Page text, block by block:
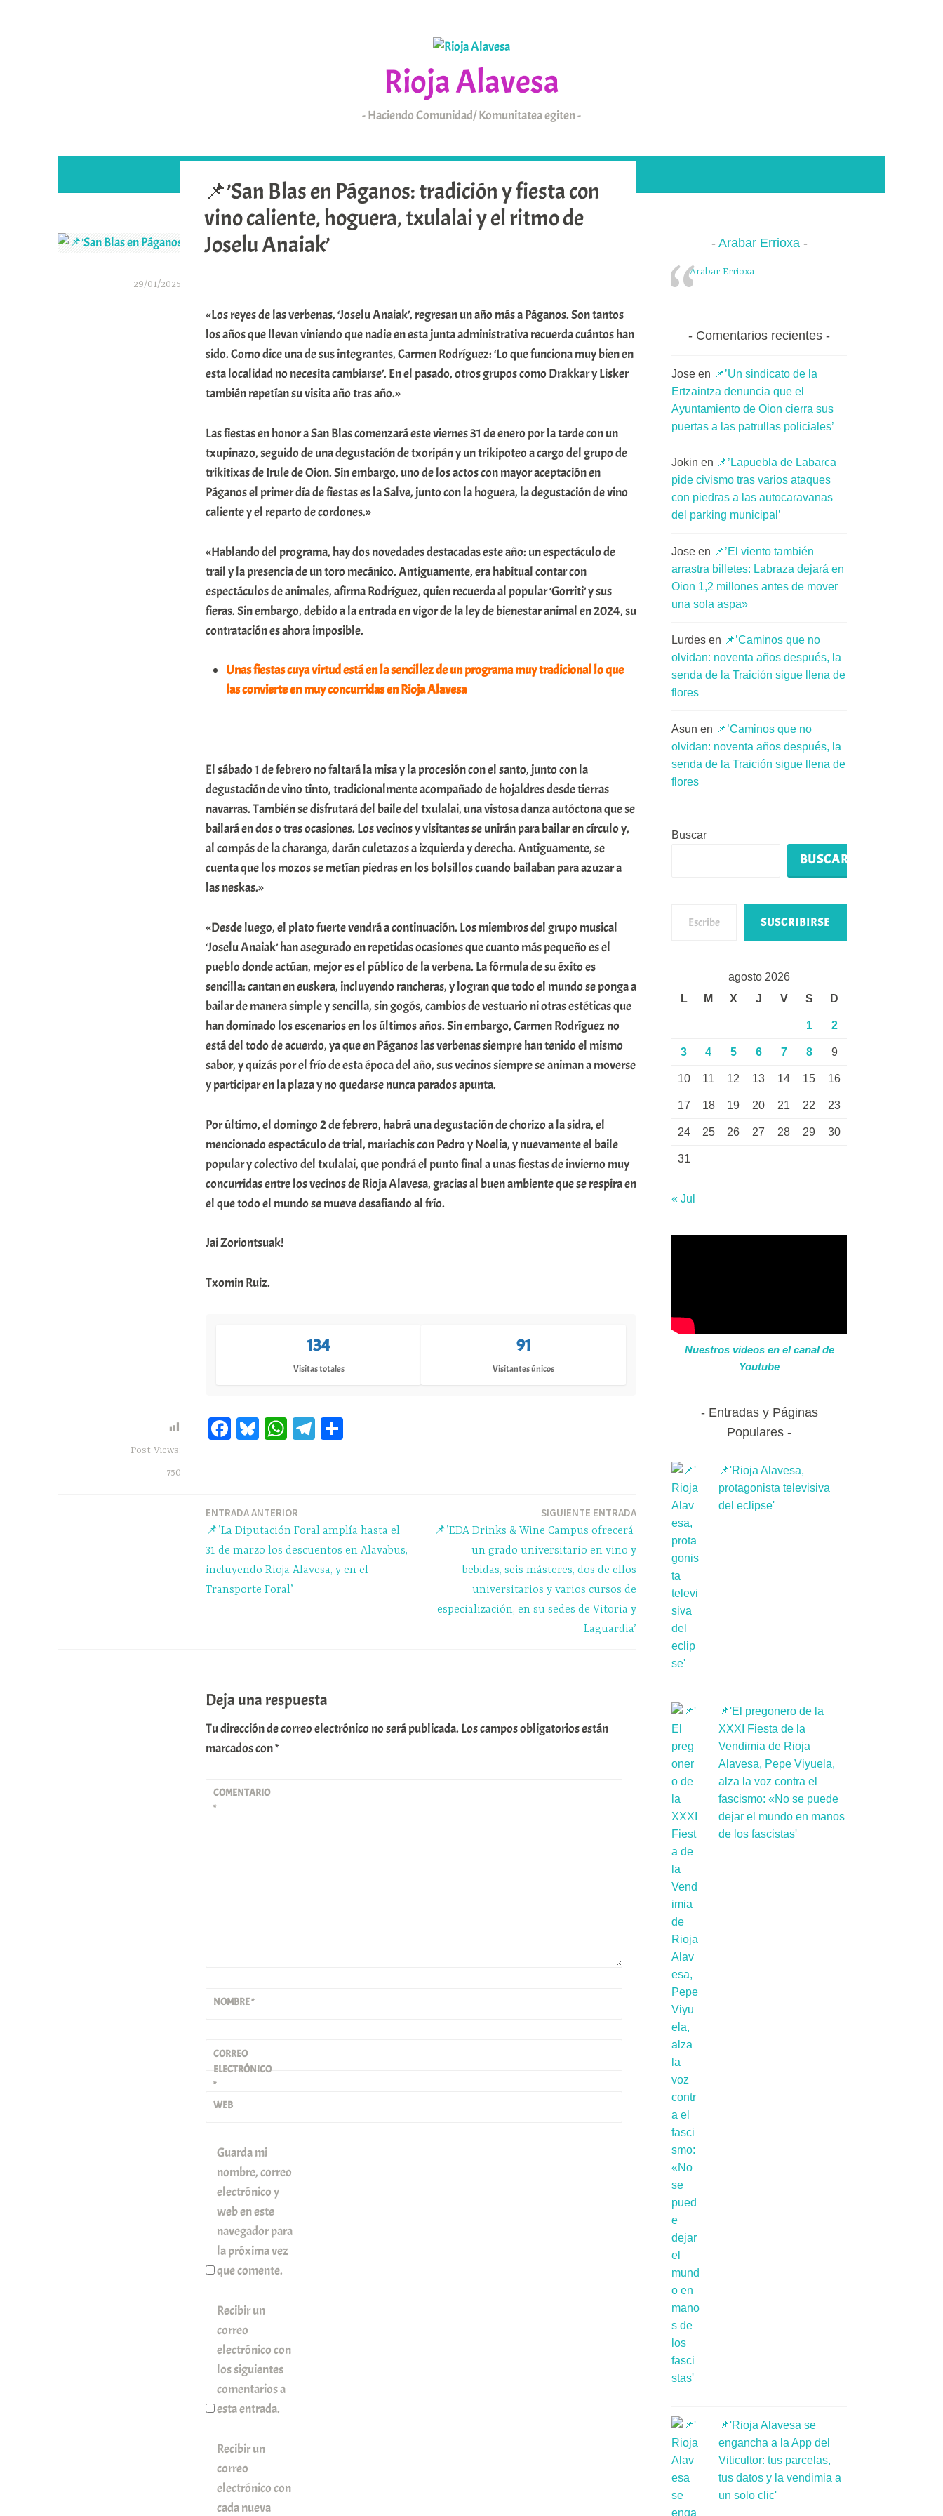
Rioja Alavesa
Haciendo Comunidad/ Komunitatea egiten
📌’San Blas en Páganos: tradición y fiesta con
vino caliente, hoguera, txulalai y el ritmo de
Joselu Anaiak’
29/01/2025
«Los reyes de las verbenas, ‘Joselu Anaiak’, regresan un año más a Páganos. Son tantos
los años que llevan viniendo que nadie en esta junta administrativa recuerda cuántos han
sido. Como dice una de sus integrantes, Carmen Rodríguez: ‘Lo que funciona muy bien en
esta localidad no necesita cambiarse’. En el pasado, otros grupos como Drakkar y Lisker
también repetían su visita año tras año.»
Las fiestas en honor a San Blas comenzará este viernes 31 de enero por la tarde con un
txupinazo, seguido de una degustación de txoripán y un trikipoteo a cargo del grupo de
trikitixas de Irule de Oion. Sin embargo, uno de los actos con mayor aceptación en
Páganos el primer día de fiestas es la Salve, junto con la hoguera, la degustación de vino
caliente y el reparto de cordones.»
«Hablando del programa, hay dos novedades destacadas este año: un espectáculo de
trail y la presencia de un toro mecánico. Antiguamente, era habitual contar con
espectáculos de animales, afirma Rodríguez, quien recuerda al popular ‘Gorriti’ y sus
fieras. Sin embargo, debido a la entrada en vigor de la ley de bienestar animal en 2024, su
contratación es ahora imposible.
Unas fiestas cuya virtud está en la sencillez de un programa muy tradicional lo que
las convierte en muy concurridas en Rioja Alavesa
El sábado 1 de febrero no faltará la misa y la procesión con el santo, junto con la
degustación de vino tinto, tradicionalmente acompañado de hojaldres desde tierras
navarras. También se disfrutará del baile del txulalai, una vistosa danza autóctona que se
bailará en dos o tres ocasiones. Los vecinos y visitantes se unirán para bailar en círculo y,
al compás de la charanga, darán culetazos a izquierda y derecha. Antiguamente, se
cuenta que los mozos se metían piedras en los bolsillos cuando bailaban para azuzar a
las neskas.»
«Desde luego, el plato fuerte vendrá a continuación. Los miembros del grupo musical
‘Joselu Anaiak’ han asegurado en repetidas ocasiones que cuanto más pequeño es el
pueblo donde actúan, mejor es el público de la verbena. La fórmula de su éxito es
sencilla: cantan en euskera, incluyendo rancheras, y logran que todo el mundo se ponga a
bailar de manera simple y sencilla, sin gogós, cambios de vestuario ni otras estéticas que
han dominado los escenarios en los últimos años. Sin embargo, Carmen Rodríguez no
está del todo de acuerdo, ya que en Páganos las verbenas siempre han tenido el mismo
sabor, y quizás por el frío de esta época del año, sus vecinos siempre se animan a moverse
y participar en la plaza y no quedarse nunca parados apunta.
Por último, el domingo 2 de febrero, habrá una degustación de chorizo a la sidra, el
mencionado espectáculo de trial, mariachis con Pedro y Noelia, y nuevamente el baile
popular y colectivo del txulalai, que pondrá el punto final a unas fiestas de invierno muy
concurridas entre los vecinos de Rioja Alavesa, gracias al buen ambiente que se respira en
el que todo el mundo se mueve desafiando al frío.
Jai Zoriontsuak!
Txomin Ruiz.
134
Visitas totales
91
Visitantes únicos
Post Views:
750
Fa Bl W
pp
Te
m rti
r
ENTRADA ANTERIOR
📌’La Diputación Foral amplía hasta el
31 de marzo los descuentos en Alavabus,
incluyendo Rioja Alavesa, y en el
Transporte Foral’
SIGUIENTE ENTRADA
📌’EDA Drinks & Wine Campus ofrecerá
un grado universitario en vino y
bebidas, seis másteres, dos de ellos
universitarios y varios cursos de
especialización, en su sedes de Vitoria y
Laguardia’
Deja una respuesta
Tu dirección de correo electrónico no será publicada. Los campos obligatorios están
marcados con*
COMENTARIO
*
NOMBRE*
CORREO
ELECTRÓNICO
*
WEB
Guarda mi
nombre, correo
electrónico y
web en este
navegador para
la próxima vez
que comente.
Recibir un
correo
electrónico con
los siguientes
comentarios a
esta entrada.
Recibir un
correo
electrónico con
cada nueva
Arabar Errioxa
Arabar Errioxa
Comentarios recientes
Jose en 📌’Un sindicato de la
Ertzaintza denuncia que el
Ayuntamiento de Oion cierra sus
puertas a las patrullas policiales’
Jokin en 📌’Lapuebla de Labarca
pide civismo tras varios ataques
con piedras a las autocaravanas
del parking municipal’
Jose en 📌’El viento también
arrastra billetes: Labraza dejará en
Oion 1,2 millones antes de mover
una sola aspa»
Lurdes en 📌’Caminos que no
olvidan: noventa años después, la
senda de la Traición sigue llena de
flores
Asun en 📌’Caminos que no
olvidan: noventa años después, la
senda de la Traición sigue llena de
flores
Buscar
BUSCAR
SUSCRIBIRSE
agosto 2026
L
M X J V S D
1 2
3 4 5 6 7 8 9
10 11 12 13 14 15 16
17 18 19 20 21 22 23
24 25 26 27 28 29 30
31
« Jul
Nuestros videos en el canal de
Youtube
Entradas y Páginas
Populares
📌'Rioja Alavesa,
protagonista televisiva
del eclipse'
📌'El pregonero de la
XXXI Fiesta de la
Vendimia de Rioja
Alavesa, Pepe Viyuela,
alza la voz contra el
fascismo: «No se puede
dejar el mundo en manos
de los fascistas'
📌'Rioja Alavesa se
engancha a la App del
Viticultor: tus parcelas,
tus datos y la vendimia a
un solo clic'